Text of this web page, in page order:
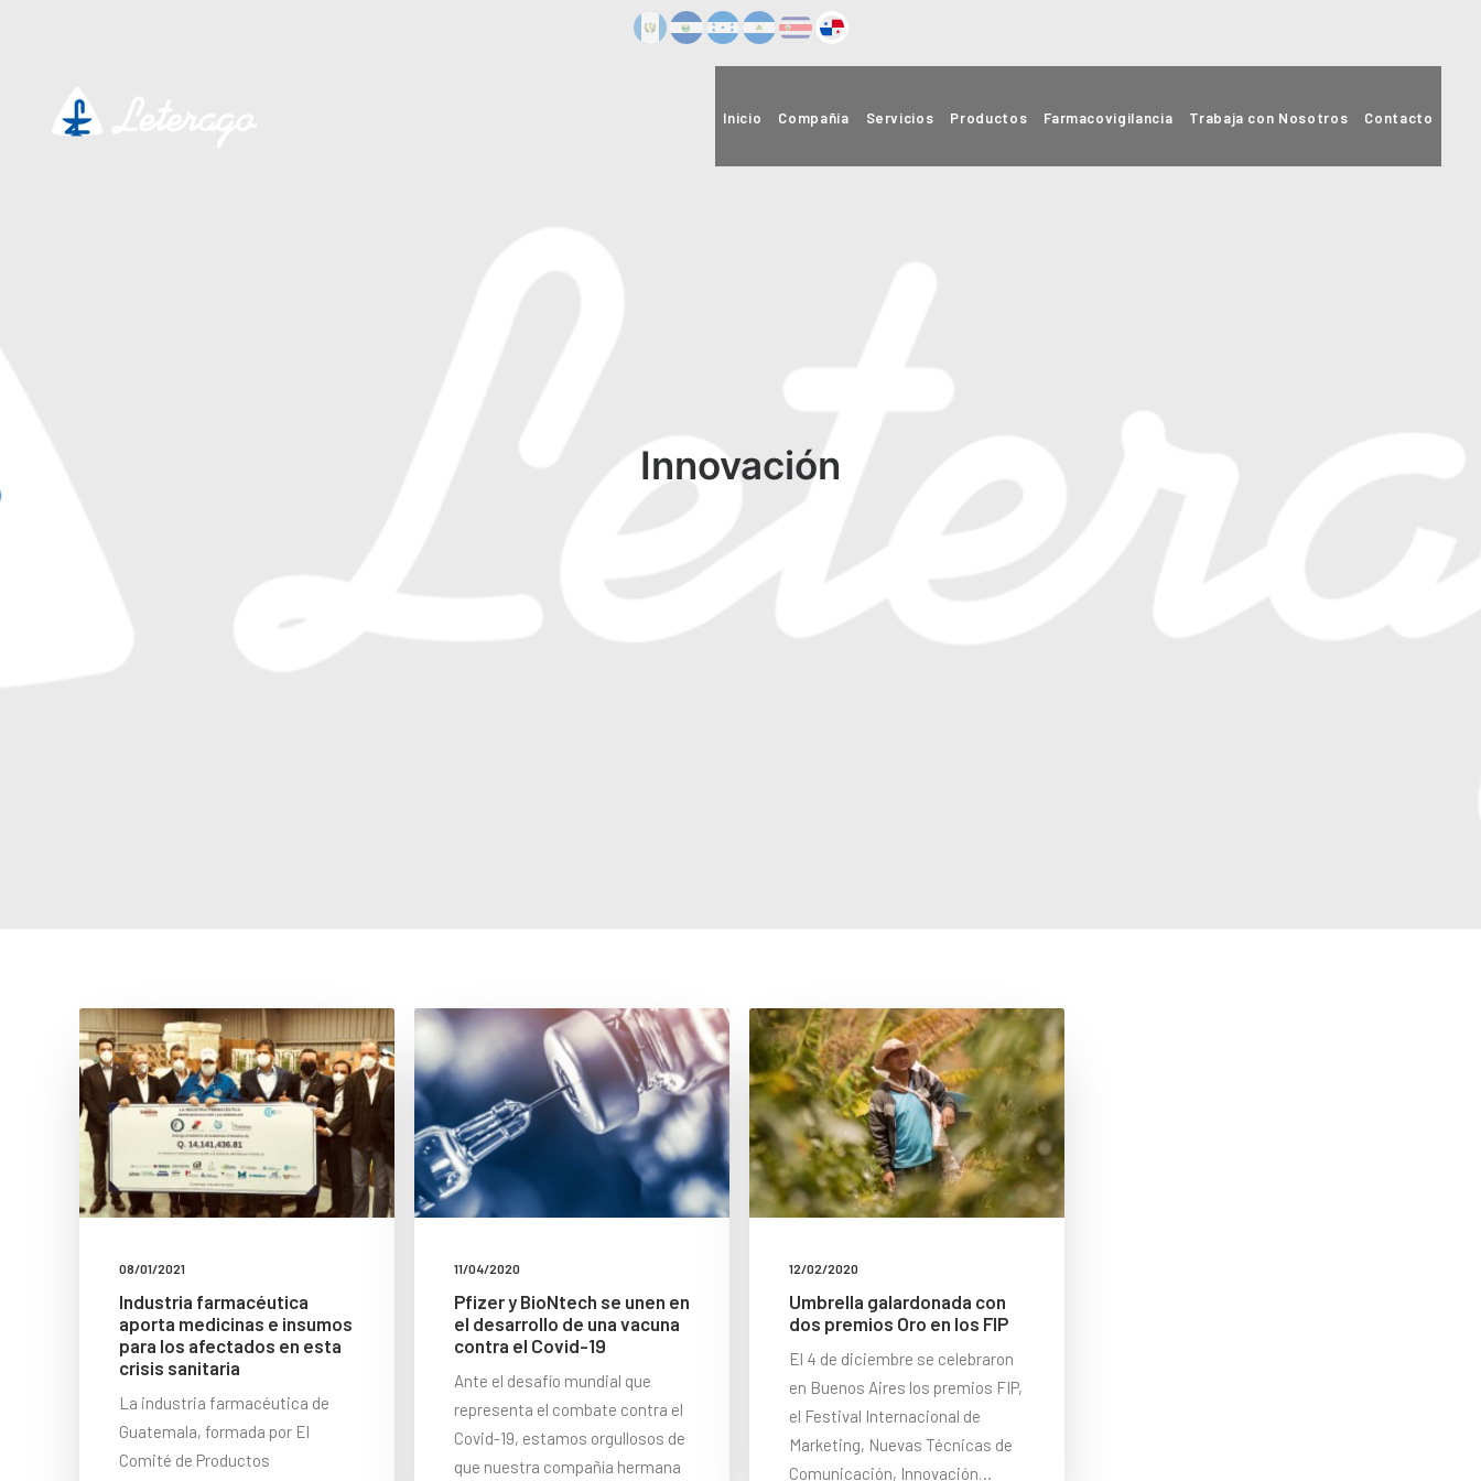
Inicio Compañía Servicios Productos Farmacovigilancia Trabaja con Nosotros Contacto
Innovación
08/01/2021
Industria farmacéutica
aporta medicinas e insumos
para los afectados en esta
crisis sanitaria
La industria farmacéutica de
Guatemala, formada por El
Comité de Productos
11/04/2020
Pfizer y BioNtech se unen en
el desarrollo de una vacuna
contra el Covid-19
Ante el desafío mundial que
representa el combate contra el
Covid-19, estamos orgullosos de
que nuestra compañía hermana
12/02/2020
Umbrella galardonada con
dos premios Oro en los FIP
El 4 de diciembre se celebraron
en Buenos Aires los premios FIP,
el Festival Internacional de
Marketing, Nuevas Técnicas de
Comunicación, Innovación…